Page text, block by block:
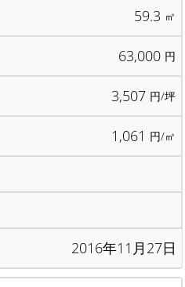
59.3 ㎡
63,000 円
3,507 円/坪
1,061 円/㎡
2016年11月27日